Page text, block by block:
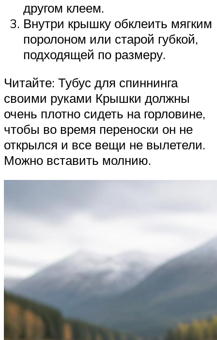
другом клеем.
Внутри крышку обклеить мягким
поролоном или старой губкой,
подходящей по размеру.
Читайте: Тубус для спиннинга
своими руками Крышки должны
очень плотно сидеть на горловине,
чтобы во время переноски он не
открылся и все вещи не вылетели.
Можно вставить молнию.